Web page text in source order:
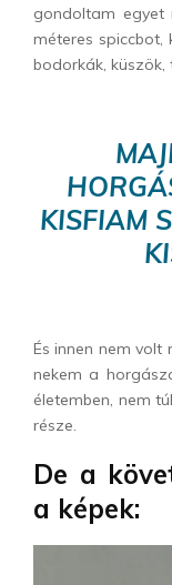
gondoltam egyet
méteres spiccbot,
bodorkák, küszök,
KISFIAM
És innen nem volt
nekem a
életemben, nem
része.
De a
a képek: